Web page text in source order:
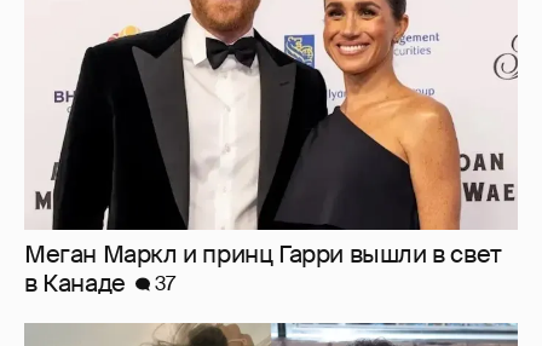
Меган Маркл и принц Гарри вышли в свет
в Канаде
37